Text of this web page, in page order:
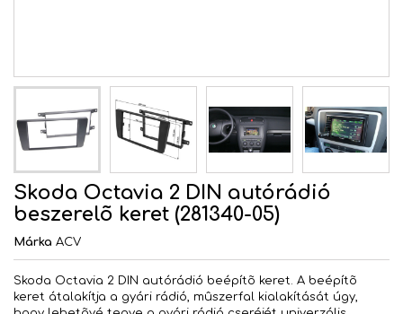
Skoda Octavia 2 DIN autórádió
beszerelõ keret (281340-05)
Márka ACV
Skoda Octavia 2 DIN autórádió beépítõ keret. A beépítõ
keret átalakítja a gyári rádió, mûszerfal kialakítását úgy,